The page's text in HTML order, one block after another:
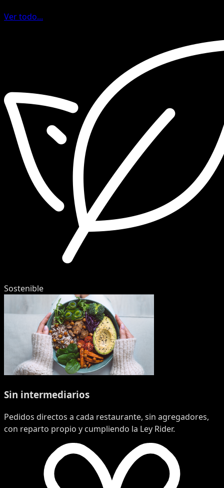
Ver todo...
Sostenible
Sin intermediarios
Pedidos directos a cada restaurante, sin agregadores,
con reparto propio y cumpliendo la Ley Rider.